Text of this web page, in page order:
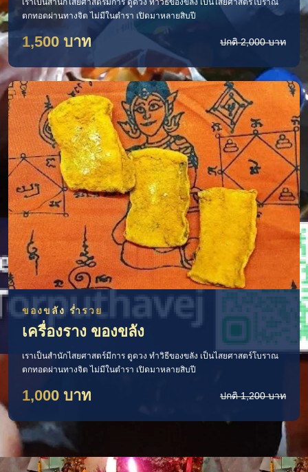
เราเป็นสำนักไสยศาสตร์มีการ ดูดวง ทำวิธีของขลัง เป็นไสยศาสตร์โบราณ
ตกทอดผ่านทางจิต ไม่มีในตำรา เปิดมาหลายสิบปี
1,500 บาท ปกติ 2,000 บาท
ของขลัง ร่ำรวย
เครื่องราง ของขลัง
เราเป็นสำนักไสยศาสตร์มีการ ดูดวง ทำวิธีของขลัง เป็นไสยศาสตร์โบราณ
ตกทอดผ่านทางจิต ไม่มีในตำรา เปิดมาหลายสิบปี
1,000 บาท ปกติ 1,200 บาท